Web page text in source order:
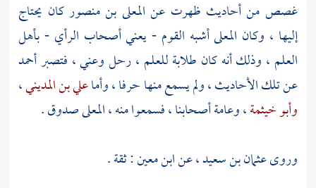
غصص من أحاديث ظهرت عن المعلى بن منصوركان يحتاج
إليها ، وكان المعلىأشبه القوم - يعني أصحاب الرأي - بأهل
العلم ، وذلك أنه كان طلابة للعلم ، رحل وعني ، فتصبرأحمد
عن تلك الأحاديث ، ولم يسمع منها حرفا ، وأماعلي بن المديني،
وأبو خيثمة، وعامة أصحابنا ، فسمعوا منه ،المعلىصدوق .
وروىعثمان بن سعيد، عنابن معين: ثقة .